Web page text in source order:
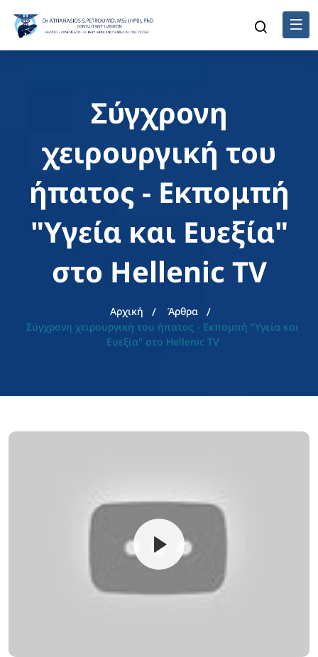
Σύγχρονη
χειρουργική του
ήπατος - Εκπομπή
"Υγεία και Ευεξία"
στο Hellenic TV
Αρχική
Άρθρα
Σύγχρονη χειρουργική του ήπατος - Εκπομπή "Υγεία και
Ευεξία" στο Hellenic TV